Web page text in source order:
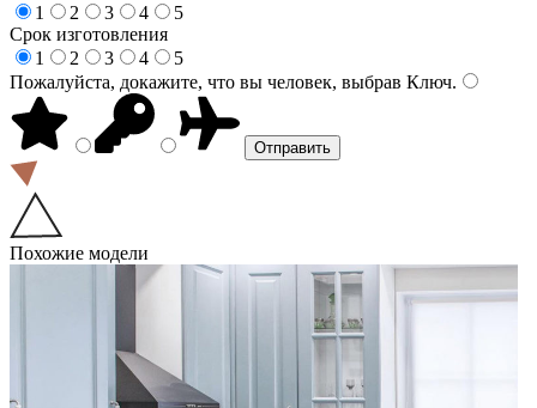
1
2 3 4
5
Срок изготовления
1
2 3 4
5
Пожалуйста, докажите, что вы человек, выбрав Ключ.
Похожие модели